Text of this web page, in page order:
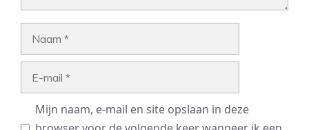
Mijn naam, e-mail en site opslaan in deze